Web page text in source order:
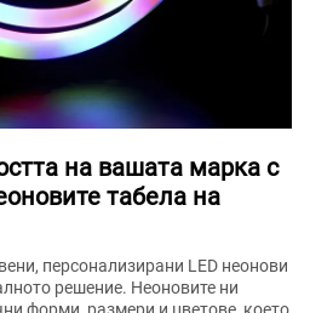
на вашата марка с
табела на
персонализирани LED неонови
решение. Неоновите ни
форми, размери и цветове, което